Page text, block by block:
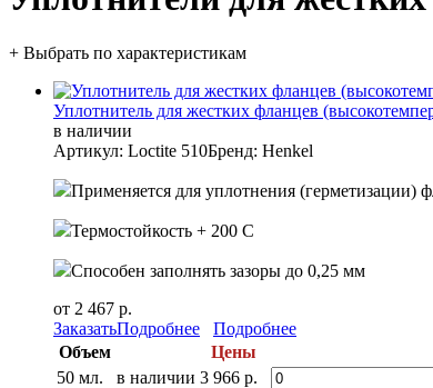
+ Выбрать по характеристикам
Уплотнитель для жестких фланцев
в наличии
Артикул: Loctite 510Бренд: Henkel
Применяется для уплотнения (герметизации)
Термостойкость + 200 С
Способен заполнять зазоры до 0,25 мм
от 2 467 р.
ЗаказатьПодробнее
Подробнее
Объем
Цены
50 мл.
в наличии 3 966 р.